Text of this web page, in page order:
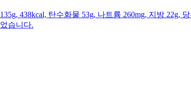
438kcal, 탄수화물 53g, 나트륨 260mg, 지방 22g,
습니다.